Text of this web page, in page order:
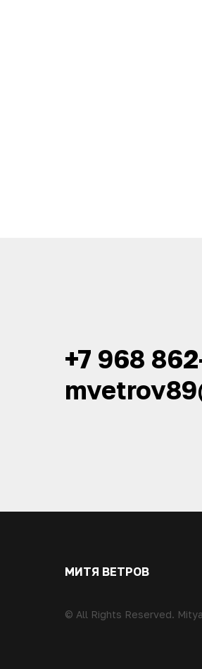
+7 968
МИТЯ ВЕТРОВ
© All Rights Reserved.